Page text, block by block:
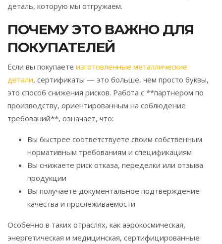
деталь, которую мы отгружаем.
ПОЧЕМУ ЭТО ВАЖНО ДЛЯ
ПОКУПАТЕЛЕЙ
Если вы покупаете изготовленные металлические
детали, сертификаты — это больше, чем просто буквы,
это способ снижения рисков. Работа с **партнером по
производству, ориентированным на соблюдение
требований**, означает, что:
Вы быстрее соответствуете своим собственным
нормативным требованиям и спецификациям
Вы снижаете риск отказа, переделки или отзыва
продукции
Вы получаете документальное подтверждение
качества и прослеживаемости
Особенно в таких отраслях, как аэрокосмическая,
энергетическая и медицинская, сертифицированные